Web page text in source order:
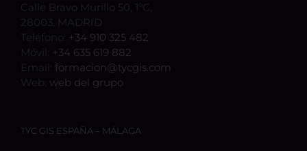
Calle Bravo Murillo 50, 1ºC,
28003, MADRID
Teléfono: +34 910 325 482
Móvil: +34 635 619 882
Email: formacion@tycgis.com
Web: web del grupo
TYC GIS ESPAÑA – MÁLAGA